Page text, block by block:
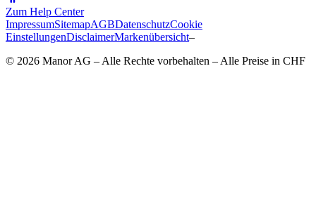
Zum Help Center
ImpressumSitemapAGBDatenschutzCookie
EinstellungenDisclaimerMarkenübersicht–
© 2026 Manor AG – Alle Rechte vorbehalten – Alle Preise in CHF